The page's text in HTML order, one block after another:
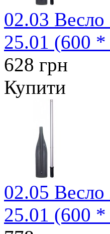
02.03 Весло
25.01 (600
628 грн
Купити
02.05 Весло
25.01 (600